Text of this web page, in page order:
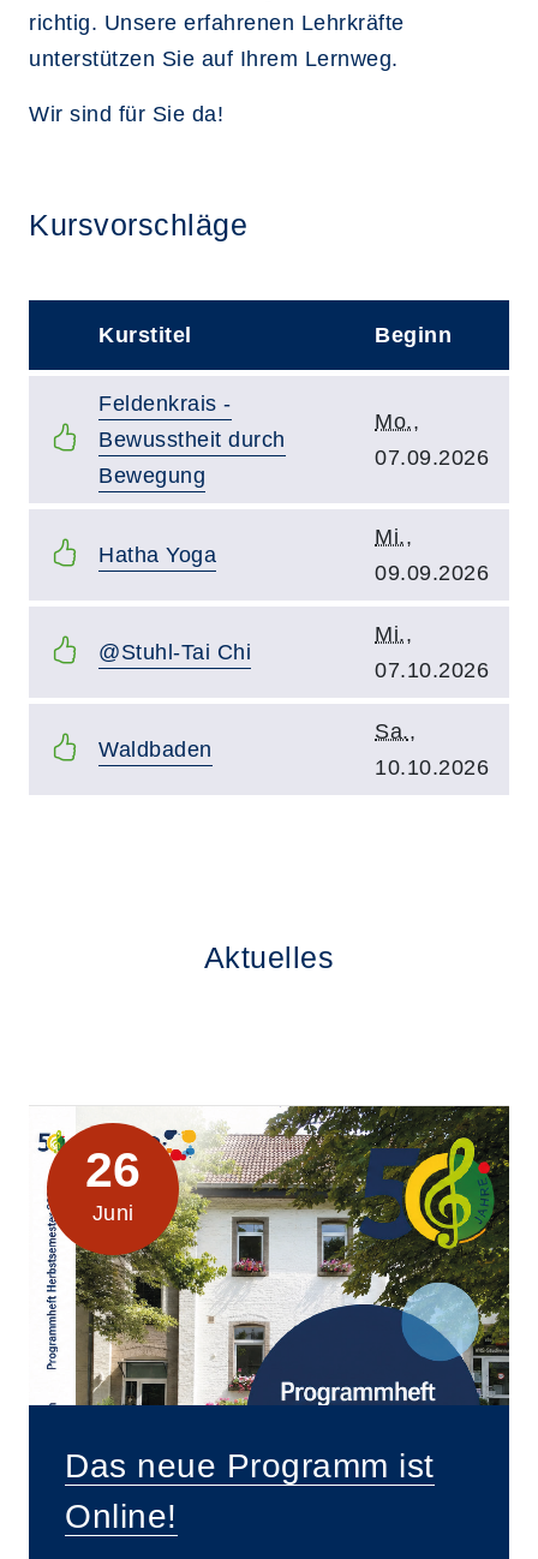
richtig. Unsere erfahrenen Lehrkräfte
unterstützen Sie auf Ihrem Lernweg.
Wir sind für Sie da!
Kursvorschläge
Kurstitel Beginn
Kurstitel:
Feldenkrais -
Bewusstheit durch
Bewegung
Kursbeginn:
Mo.,
07.09.2026
Kurstitel:
Hatha Yoga
Kursbeginn:
Mi.,
09.09.2026
Kurstitel:
@Stuhl-Tai Chi
Kursbeginn:
Mi.,
07.10.2026
Kurstitel:
Waldbaden
Kursbeginn:
Sa.,
10.10.2026
Aktuelles
26
Juni
Das neue Programm ist
Online!